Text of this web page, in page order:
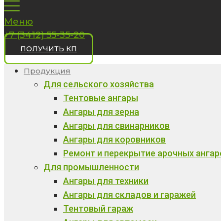
Меню
+7 (3412) 55-35-20
ПОЛУЧИТЬ КП
Продукция
Для сельского хозяйства
Тентовые ангары
Ангары для зерна
Ангары для свинарников
Ангары для коровников
Ремонт и перекрытие арочных
Для промышленности
Ангары для техники
Ангары для складов и гаражей
Тентовый гараж